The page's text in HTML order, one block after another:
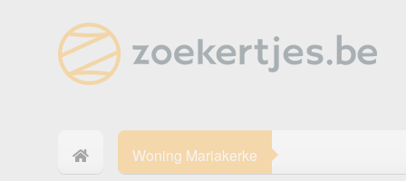
Woning Mariakerke